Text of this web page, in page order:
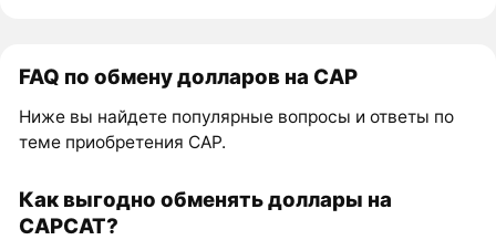
FAQ по обмену долларов на CAP
Ниже вы найдете популярные вопросы и ответы по
теме приобретения CAP.
Как выгодно обменять доллары на
CAPCAT?